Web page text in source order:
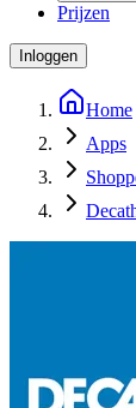
Prijzen
Inloggen
Home
Apps